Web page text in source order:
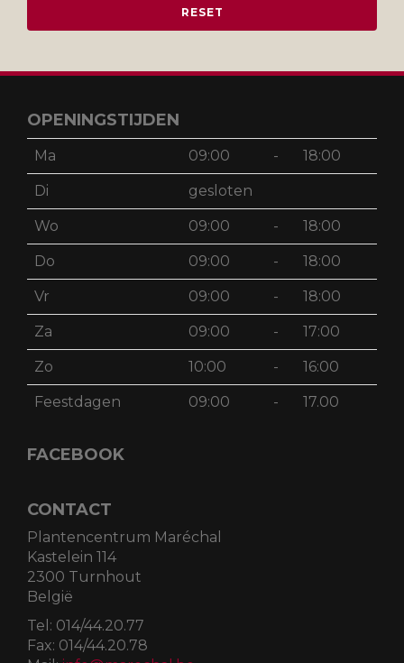
OPENINGSTIJDEN
Ma 09:00 - 18:00
Di gesloten
Wo 09:00 - 18:00
Do 09:00 - 18:00
Vr 09:00 - 18:00
Za 09:00 - 17:00
Zo 10:00 - 16:00
Feestdagen 09:00 - 17.00
FACEBOOK
CONTACT
Plantencentrum Maréchal
Kastelein 114
2300 Turnhout
België
Tel: 014/44.20.77
Fax: 014/44.20.78